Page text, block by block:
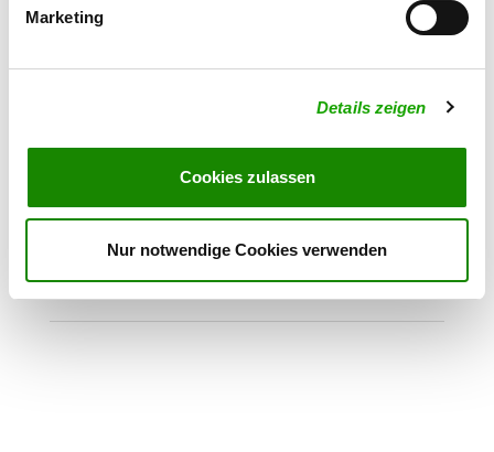
Marketing
Details zeigen
Cookies zulassen
Nur notwendige Cookies verwenden
31195 Lamspringe
Details
OG - Gronau 2012
Details
Stadtpark)
31028 Gronau (Leine)